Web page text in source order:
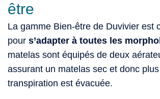
être
La gamme Bien-être de Duvivier est
pour s’adapter à toutes les
matelas sont équipés de deux
assurant un matelas sec et donc
transpiration est évacuée.